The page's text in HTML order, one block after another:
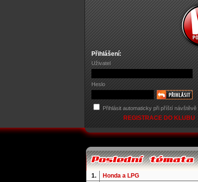
Přihlášení:
Uživatel
Heslo
Přihlásit automaticky při příští návštěvě
REGISTRACE DO KLUBU
1. Honda a LPG